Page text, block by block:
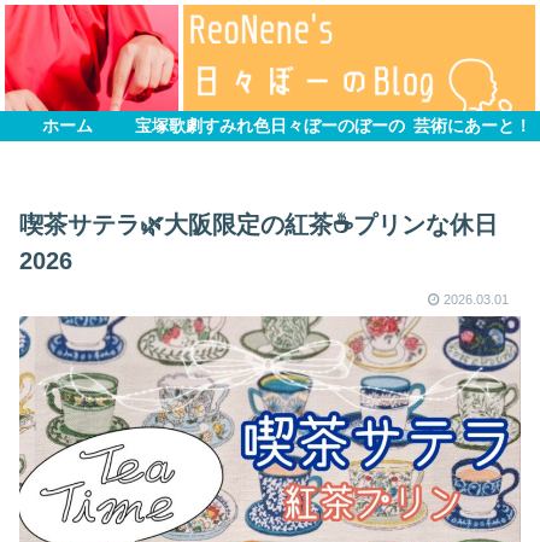
ホーム 宝塚歌劇すみれ色日々ぼーのぼーの 芸術にあーと！
喫茶サテラ🌿大阪限定の紅茶☕️プリンな休日
2026
2026.03.01